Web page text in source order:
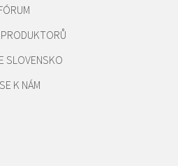
SLOVENSKO
K NÁM